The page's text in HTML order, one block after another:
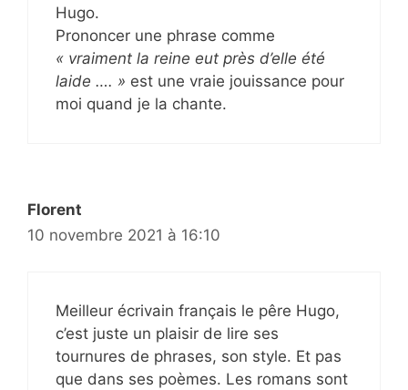
Hugo.
Prononcer une phrase comme
« vraiment la reine eut près d’elle été
laide …. » est une vraie jouissance pour
moi quand je la chante.
Florent
10 novembre 2021 à 16:10
Meilleur écrivain français le pêre Hugo,
c’est juste un plaisir de lire ses
tournures de phrases, son style. Et pas
que dans ses poèmes. Les romans sont